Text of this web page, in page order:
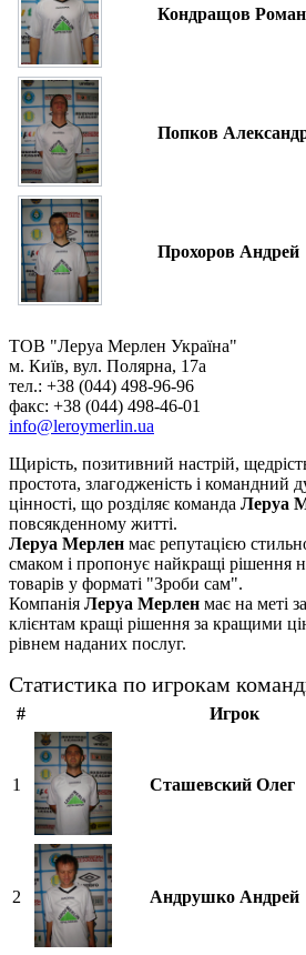
Кондращов Роман
Попков
Прохоров Андрей
ТОВ "Леруа Мерлен Україна"
м. Київ, вул. Полярна, 17а
тел.: +38 (044) 498-96-96
факс: +38 (044) 498-46-01
info@leroymerlin.ua
Щирість, позитивний настрій,
простота, злагодженість і командний
цінності, що розділяє команда Леруа
повсякденному житті.
Леруа Мерлен має репутацією
смаком і пропонує найкращі рішення
товарів у форматі "Зроби сам".
Компанія Леруа Мерлен має на меті
клієнтам кращі рішення за кращими
рівнем наданих послуг.
Статистика по игрокам
# Игрок
1 Сташевский Олег
2 Андрушко Андрей